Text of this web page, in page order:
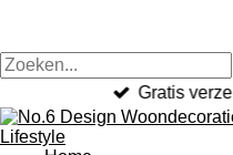
Gratis